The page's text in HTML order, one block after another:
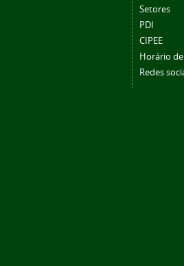
Setores
PDI
CIPEE
Horário
Redes